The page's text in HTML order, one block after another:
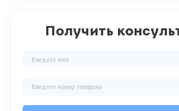
Получить